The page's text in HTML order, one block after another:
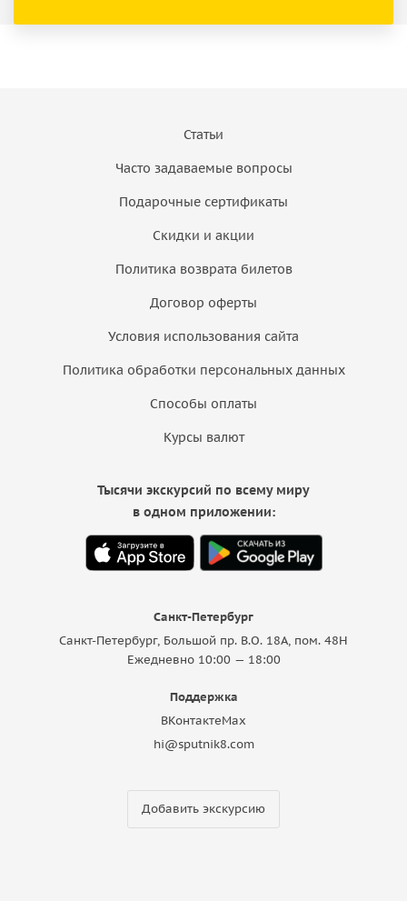
Статьи
Часто задаваемые вопросы
Подарочные сертификаты
Скидки и акции
Политика возврата билетов
Договор оферты
Условия использования сайта
Политика обработки персональных данных
Способы оплаты
Курсы валют
Санкт-Петербург
Санкт-Петербург, Большой пр. В.О. 18A, пом. 48Н
Ежедневно 10:00 — 18:00
Поддержка
ВКонтактеMax
hi@sputnik8.com
Добавить экскурсию
Тысячи экскурсий по всему миру
в одном приложении: